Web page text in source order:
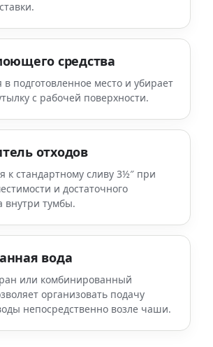
средства
в подготовленное место и убирает
с рабочей поверхности.
отходов
к стандартному сливу 3½″ при
и достаточного
внутри тумбы.
вода
или комбинированный
организовать подачу
непосредственно возле чаши.